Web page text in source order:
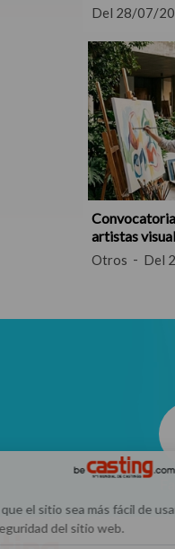
Del 28/07/
artistas
Otros Del
el sitio sea más fácil de
del sitio web.